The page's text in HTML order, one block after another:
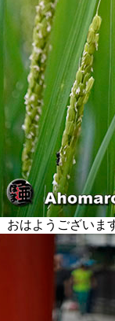
おはようございま